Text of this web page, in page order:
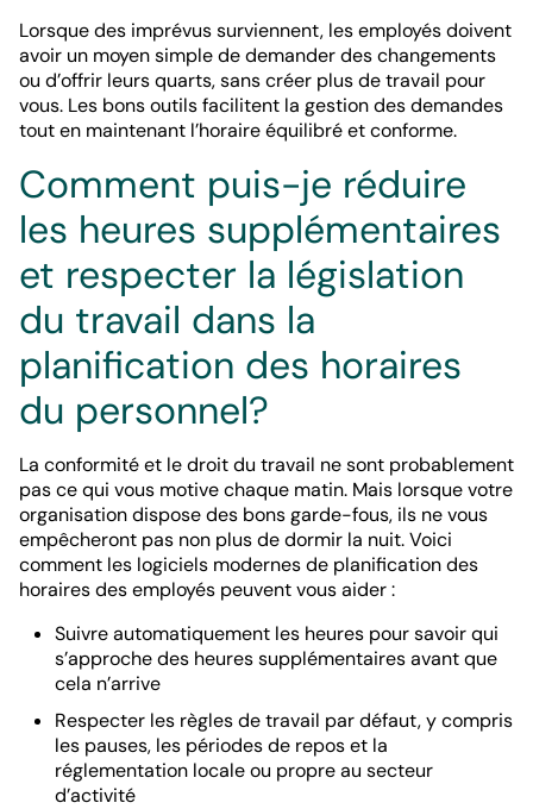
Lorsque des imprévus surviennent, les employés doivent
avoir un moyen simple de demander des changements
ou d’offrir leurs quarts, sans créer plus de travail pour
vous. Les bons outils facilitent la gestion des demandes
tout en maintenant l’horaire équilibré et conforme.
Comment puis-je réduire
les heures supplémentaires
et respecter la législation
du travail dans la
planification des horaires
du personnel?
La conformité et le droit du travail ne sont probablement
pas ce qui vous motive chaque matin. Mais lorsque votre
organisation dispose des bons garde-fous, ils ne vous
empêcheront pas non plus de dormir la nuit. Voici
comment les logiciels modernes de planification des
horaires des employés peuvent vous aider :
Suivre automatiquement les heures pour savoir qui
s’approche des heures supplémentaires avant que
cela n’arrive
Respecter les règles de travail par défaut, y compris
les pauses, les périodes de repos et la
réglementation locale ou propre au secteur
d’activité